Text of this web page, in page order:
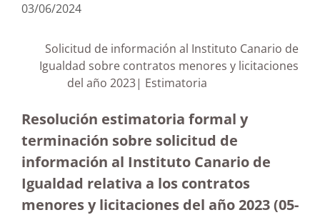
03/06/2024
Solicitud de información al Instituto Canario de
Igualdad sobre contratos menores y licitaciones
del año 2023| Estimatoria
Resolución estimatoria formal y
terminación sobre solicitud de
información al Instituto Canario de
Igualdad relativa a los contratos
menores y licitaciones del año 2023(05-